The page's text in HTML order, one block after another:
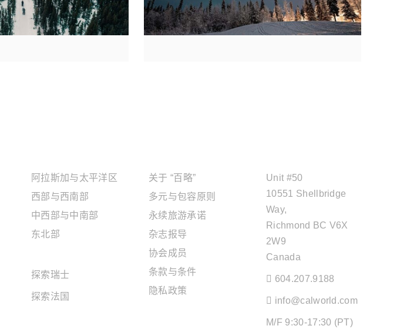
阿拉斯加与太平洋区
西部与西南部
中西部与中南部
东北部
探索瑞士
探索法国
关于 “百略”
多元与包容原则
永续旅游承诺
杂志报导
协会成员
条款与条件
隐私政策
Unit #50
10551 Shellbridge
Way,
Richmond BC V6X
2W9
Canada
604.207.9188
info@calworld.com
M/F 9:30-17:30 (PT)